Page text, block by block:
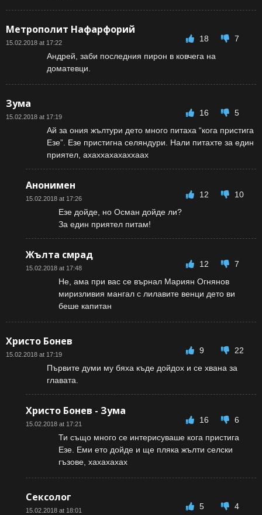
Метрополит Нафарфорий
15.02.2018 at 17:22 18
7
Андрей, заби последния пирон в ковчега на
доматевци.
Зума
15.02.2018 at 17:19 16
5
Ай за ония жълтури дето много питаха “кога пристига
Езе”. Езе пристигна селяндури. Нали питахте за един
приятел, ахаххахахаххаах
Анонимен
15.02.2018 at 17:26 12
10
Езе дойде, но Осман дойде ли?
За един приятел питам!
Жълта смрад
15.02.2018 at 17:48 12
7
Не, ама при вас се върнал Мариян Огнянов
миризливия мангал с лилавите венци дето ви
беше капитан
Христо Бонев
15.02.2018 at 17:19 9
22
Първите думи му бяха къде дойдох и се хвана за
главата.
Христо Бонев - Зума
15.02.2018 at 17:21 16
6
Ти също много се интерисуваше кога пристига
Езе. Еми ето дойде и ще пляка жълти селски
гъзове, хахахахах
Сексолог
15.02.2018 at 18:01 5
4